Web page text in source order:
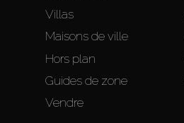
Villas
Maisons de ville
Hors plan
Guides de zone
Vendre